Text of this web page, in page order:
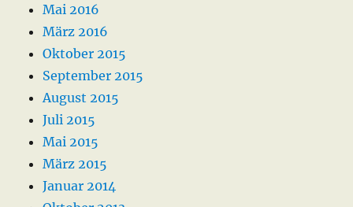
Mai 2016
März 2016
Oktober 2015
September 2015
August 2015
Juli 2015
Mai 2015
März 2015
Januar 2014